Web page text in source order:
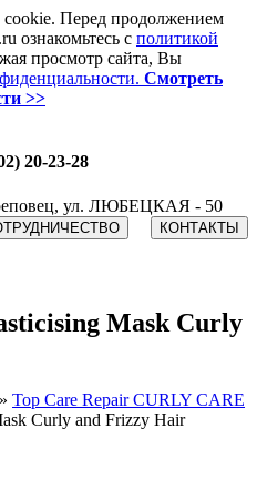
Перед продолжением
ознакомьтесь с политикой
просмотр сайта, Вы
Смотреть
>>
20-23-28
ул. ЛЮБЕЦКАЯ - 50
КОНТАКТЫ
Mask Curly
Тор Care Repair CURLY CARE
Curly and Frizzy Hair